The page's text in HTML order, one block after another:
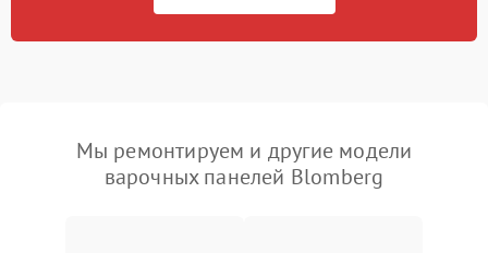
Мы ремонтируем и другие модели
варочных панелей Blomberg